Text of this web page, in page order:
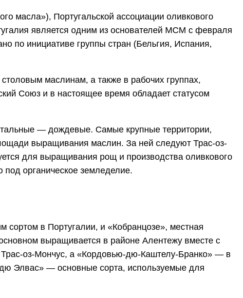
масла»), Португальской ассоциации оливкового
является одним из основателей МСМ с февраля
по инициативе группы стран (Бельгия, Испания,
маслинам, а также в рабочих группах,
Союз и в настоящее время обладает статусом
— дождевые. Самые крупные территории,
выращивания маслин. За ней следуют Трас-оз-
для выращивания рощ и производства оливкового
органическое земледелие.
в Португалии, и «Кобранцозе», местная
выращивается в районе Алентежу вместе с
оз-Мончус, а «Кордовью-дю-Каштелу-Бранко» — в
Элвас» — основные сорта, используемые для